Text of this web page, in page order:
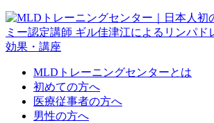
MLDトレーニングセンターとは
初めての方へ
医療従事者の方へ
男性の方へ